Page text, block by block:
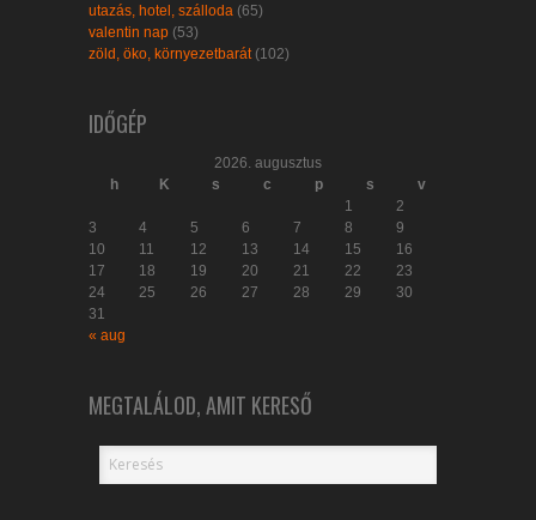
utazás, hotel, szálloda (65)
valentin nap (53)
zöld, öko, környezetbarát(102)
IDŐGÉP
2026. augusztus
h
K s c p s
v
1
2
3
4 5 6 7 8
9
10
11 12 13 14 15
16
17
18 19 20 21 22
23
24
25 26 27 28 29
30
31
« aug
MEGTALÁLOD, AMIT KERESŐ